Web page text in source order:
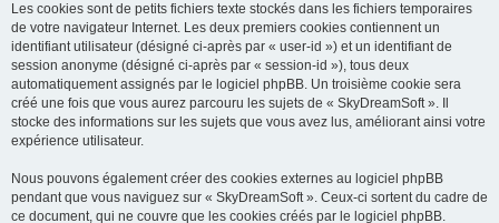
Les cookies sont de petits fichiers texte stockés dans les fichiers temporaires
de votre navigateur Internet. Les deux premiers cookies contiennent un
identifiant utilisateur (désigné ci-après par « user-id ») et un identifiant de
session anonyme (désigné ci-après par « session-id »), tous deux
automatiquement assignés par le logiciel phpBB. Un troisième cookie sera
créé une fois que vous aurez parcouru les sujets de « SkyDreamSoft ». Il
stocke des informations sur les sujets que vous avez lus, améliorant ainsi votre
expérience utilisateur.
Nous pouvons également créer des cookies externes au logiciel phpBB
pendant que vous naviguez sur « SkyDreamSoft ». Ceux-ci sortent du cadre de
ce document, qui ne couvre que les cookies créés par le logiciel phpBB.